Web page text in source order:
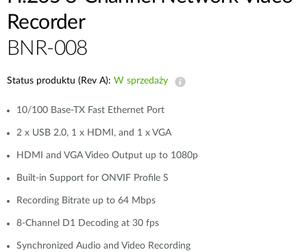
Recorder
BNR-008
Status produktu (Rev A): W sprzedaży
10/100 Base-TX Fast Ethernet Port
2 x USB 2.0, 1 x HDMI, and 1 x VGA
HDMI and VGA Video Output up to 1080p
Built-in Support for ONVIF Profile S
Recording Bitrate up to 64 Mbps
8-Channel D1 Decoding at 30 fps
Synchronized Audio and Video Recording